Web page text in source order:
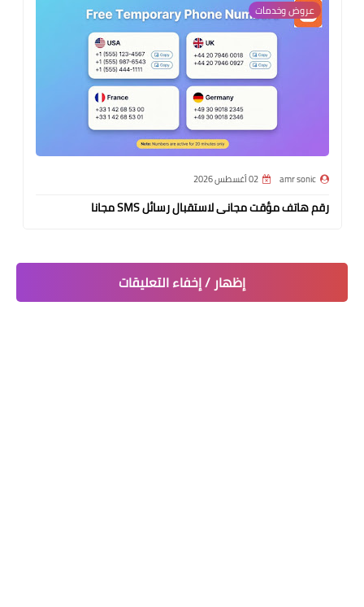
عروض وخدمات
amr sonic 02 أغسطس 2026
رقم هاتف مؤقت مجانى لاستقبال رسائل SMS مجانا
إظهار / إخفاء التعليقات